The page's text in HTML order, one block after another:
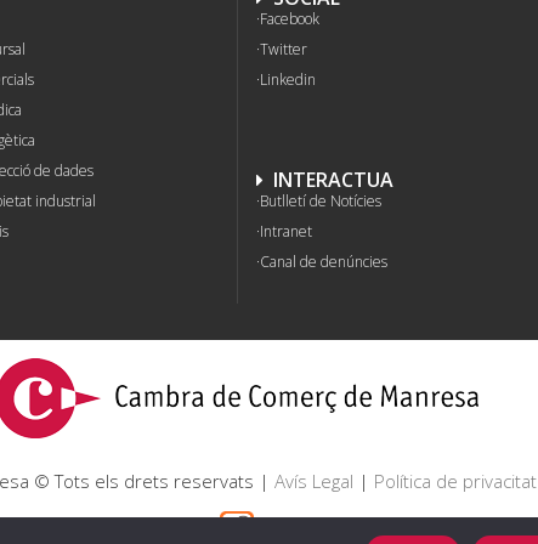
de dades
industrial
Facebook
Twitter
Linkedin
INTERACTUA
Butlletí de Notícies
Intranet
Canal de denúncies
© Tots els drets reservats | Avís Legal | Política de privacitat